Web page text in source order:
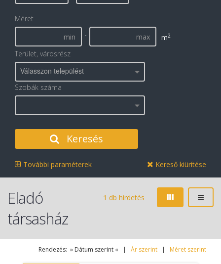
Méret
-
m2
Terület, városrész
Válasszon települést
Szobák száma
Keresés
További paraméterek Kereső kiürítése
1 db hirdetés
Eladó
társasház
Rendezés: » Dátum szerint « | Ár szerint | Méret szerint